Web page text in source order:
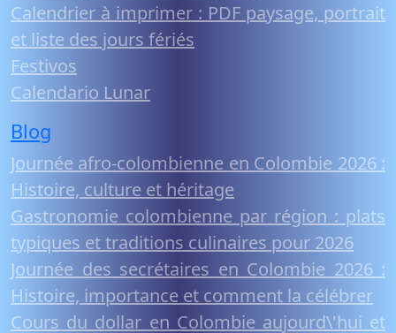
Calendrier à imprimer : PDF paysage, portrait
et liste des jours fériés
Festivos
Calendario Lunar
Blog
Journée afro-colombienne en Colombie 2026 :
Histoire, culture et héritage
Gastronomie colombienne par région : plats
typiques et traditions culinaires pour 2026
Journée des secrétaires en Colombie 2026 :
Histoire, importance et comment la célébrer
Cours du dollar en Colombie aujourd\'hui et